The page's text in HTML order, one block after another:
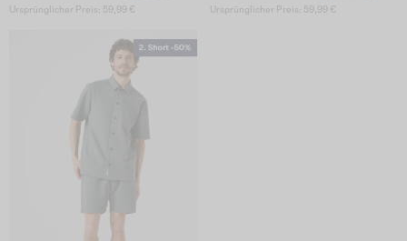
Ursprünglicher Preis: 59,99 € Ursprünglicher Preis: 59,99 €